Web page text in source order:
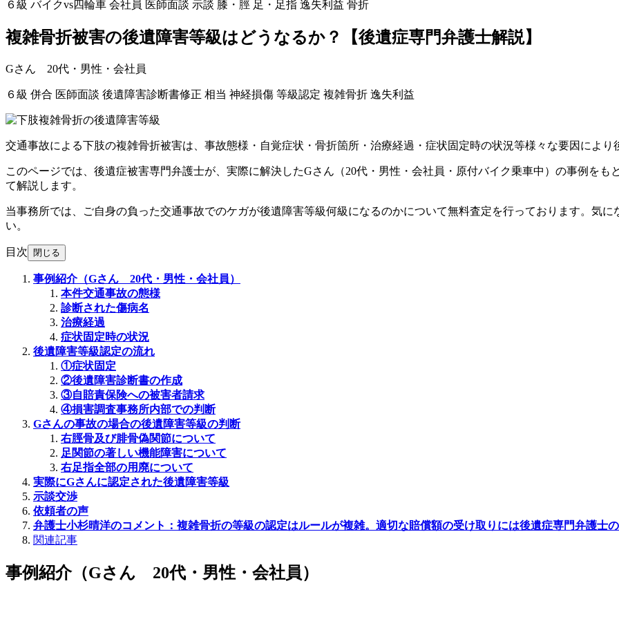
６級 バイクvs四輪車 会社員 医師面談 示談 膝・脛 足・足指 逸失利益 骨折
複雑骨折被害の後遺障害等級はどうなるか？【後遺症専門弁護士解説】
Gさん 20代・男性・会社員
６級 併合 医師面談 後遺障害診断書修正 相当 神経損傷 等級認定 複雑骨折 逸失利益
交通事故による下肢の複雑骨折被害は、事故態様・自覚症状・骨折箇所・治療経過・症状固定時の状況等様々な要因により
このページでは、後遺症被害専門弁護士が、実際に解決したGさん（20代・男性・会社員・原付バイク乗車中）の事例を
て解説します。
当事務所では、ご自身の負った交通事故でのケガが後遺障害等級何級になるのかについて無料査定を行っております。気に
い。
目次 閉じる
事例紹介（Gさん 20代・男性・会社員）
本件交通事故の態様
診断された傷病名
治療経過
症状固定時の状況
後遺障害等級認定の流れ
①症状固定
②後遺障害診断書の作成
③自賠責保険への被害者請求
④損害調査事務所内部での判断
Gさんの事故の場合の後遺障害等級の判断
右脛骨及び腓骨偽関節について
足関節の著しい機能障害について
右足指全部の用廃について
実際にGさんに認定された後遺障害等級
示談交渉
依頼者の声
弁護士小杉晴洋のコメント：複雑骨折の等級の認定はルールが複雑。適切な賠償額の受け取りには後遺症専門弁護士の
関連記事
事例紹介（Gさん 20代・男性・会社員）